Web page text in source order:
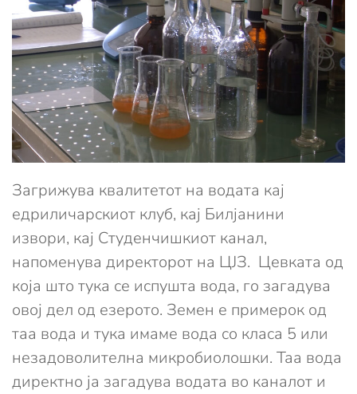
Загрижува квалитетот на водата кај
едриличарскиот клуб, кај Билјанини
извори, кај Студенчишкиот канал,
напоменува директорот на ЦЈЗ. Цевката од
која што тука се испушта вода, го загадува
овој дел од езерото. Земен е примерок од
таа вода и тука имаме вода со класа 5 или
незадоволителна микробиолошки. Таа вода
директно ја загадува водата во каналот и